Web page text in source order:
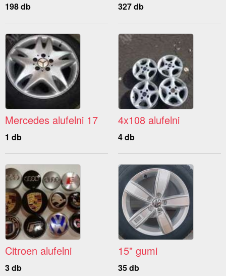
198 db 327 db
Mercedes alufelni 17
1 db
4x108 alufelni
4 db
Citroen alufelni
3 db
15" gumi
35 db